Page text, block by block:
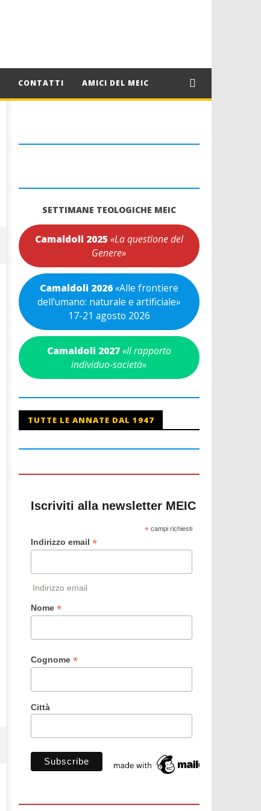
CONTATTI AMICI DEL MEIC
SETTIMANE TEOLOGICHE MEIC
Camaldoli 2025 «La questione del
Genere»
Camaldoli 2026«Alle frontiere
dell’umano: naturale e artificiale»
17-21 agosto 2026
Camaldoli 2027 «Il rapporto
individuo-società»
TUTTE LE ANNATE DAL 1947
Iscriviti alla newsletter MEIC
* campi richiesti
Indirizzo email *
Indirizzo email
Nome *
Cognome *
Città